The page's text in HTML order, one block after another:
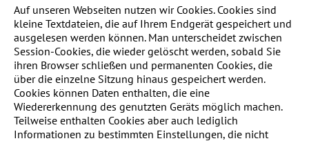
Auf unseren Webseiten nutzen wir Cookies. Cookies sind
kleine Textdateien, die auf Ihrem Endgerät gespeichert und
ausgelesen werden können. Man unterscheidet zwischen
Session-Cookies, die wieder gelöscht werden, sobald Sie
ihren Browser schließen und permanenten Cookies, die
über die einzelne Sitzung hinaus gespeichert werden.
Cookies können Daten enthalten, die eine
Wiedererkennung des genutzten Geräts möglich machen.
Teilweise enthalten Cookies aber auch lediglich
Informationen zu bestimmten Einstellungen, die nicht